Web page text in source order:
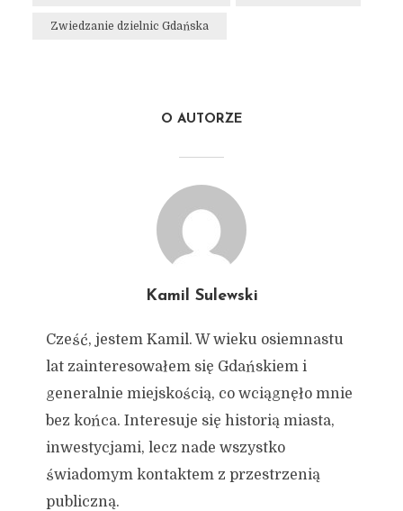
Zwiedzanie dzielnic Gdańska
O AUTORZE
Kamil Sulewski
Cześć, jestem Kamil. W wieku osiemnastu
lat zainteresowałem się Gdańskiem i
generalnie miejskością, co wciągnęło mnie
bez końca. Interesuje się historią miasta,
inwestycjami, lecz nade wszystko
świadomym kontaktem z przestrzenią
publiczną.